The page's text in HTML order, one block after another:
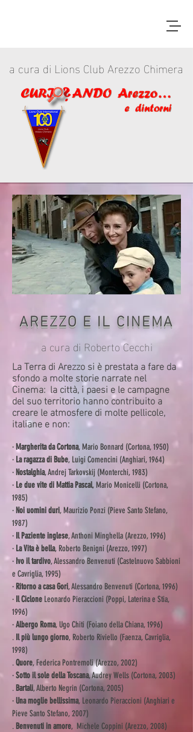
a cura di Lions Club Arezzo Chimera
AREZZO E IL CINEMA
a cura di Roberto Cecchi
La Terra di Arezzo si è prestata a fare da
sfondo a molte storie narrate nel
Cinema: la città, i paesi e le campagne
del suo territorio hanno contribuito a
creare le atmosfere di molte pellicole,
italiane e non:
· Margherita da Cortona, Mario Bonnard (Cortona, 1950)
· La ragazza di Bube, Luigi Comencini (Anghiari, 1964)
· Nostalghia, Andrej Tarkovskij (Monterchi, 1983)
· Le due vite di Mattia Pascal, Mario Monicelli (Cortona,
1985)
· Noi uomini duri, Maurizio Ponzi (Pieve Santo Stefano,
1987)
· Il Paziente inglese, Anthoni Minghella (Arezzo, 1996)
· La Vita è bella, Roberto Benigni (Arezzo, 1997)
· Ivo il tardivo, Alessandro Benvenuti (Castelnuovo Sabbioni
e Cavriglia, 1995)
· Ritorno a casa Gori, Alessandro Benvenuti (Cortona, 1996)
· Il Ciclone Leonardo Pieraccioni (Poppi, Laterina e Stia,
1996)
·Albergo Roma, Ugo Chiti (Foiano della Chiana, 1996)
. Il più lungo giorno, Roberto Riviello (Faenza, Cavriglia,
1998)
.Quore, Federica Pontremoli (Arezzo, 2002)
·Sotto il sole della Toscana, Audrey Wells (Cortona, 2003)
. Bartali, Alberto Negrin (Cortona, 2005)
·Una moglie bellissima, Leonardo Pieraccioni (Anghiari e
Pieve Santo Stefano, 2007)
. Benvenuti in amore, Michele Coppini (Arezzo, 2008)